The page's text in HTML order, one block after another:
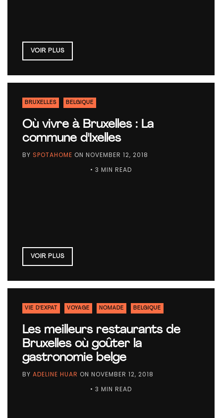
VOIR PLUS
BRUXELLES BELGIQUE
Où vivre à Bruxelles : La
commune d'Ixelles
BY SPOTAHOME ON NOVEMBER 12, 2018
• 3 MIN READ
VOIR PLUS
VIE D'EXPAT VOYAGE NOMADE BELGIQUE
Les meilleurs restaurants de
Bruxelles où goûter la
gastronomie belge
BY ADELINE HUAR ON NOVEMBER 12, 2018
• 3 MIN READ